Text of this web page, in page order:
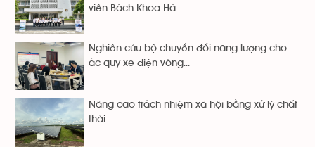
viên Bách Khoa Hà...
Nghiên cứu bộ chuyển đổi năng lượng cho
ắc quy xe điện vòng...
Nâng cao trách nhiệm xã hội bằng xử lý chất
thải